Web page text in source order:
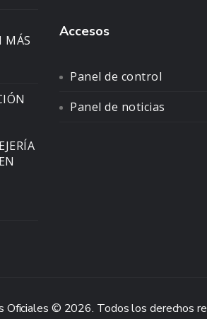
MÁS
Accesos
Panel de control
Panel de noticias
Oficiales © 2026. Todos los derechos